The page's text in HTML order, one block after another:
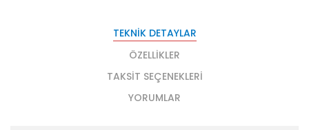
TEKNIK DETAYLAR
ÖZELLIKLER
TAKSIT SEÇENEKLERI
YORUMLAR